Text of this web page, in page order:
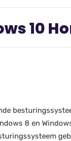
10
8 en